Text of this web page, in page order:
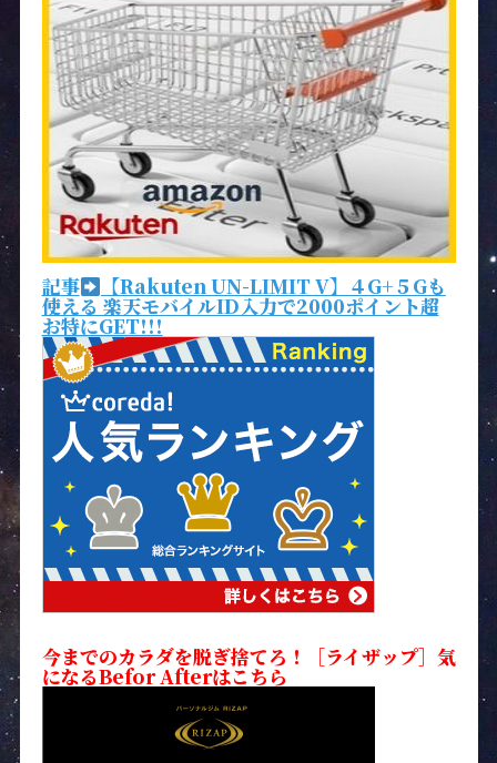
記事 【Rakuten UN-LIMIT V】４G+５Gも
使える 楽天モバイルID入力で2000ポイント超
お特にGET!!!
今までのカラダを脱ぎ捨てろ！［ライザップ］気
になるBefor Afterはこちら